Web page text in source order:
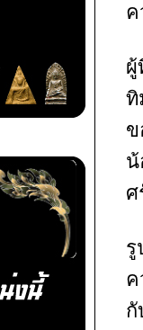
ค
ผู้
ทิ
ข
น้
ศ
รู
ค
กั